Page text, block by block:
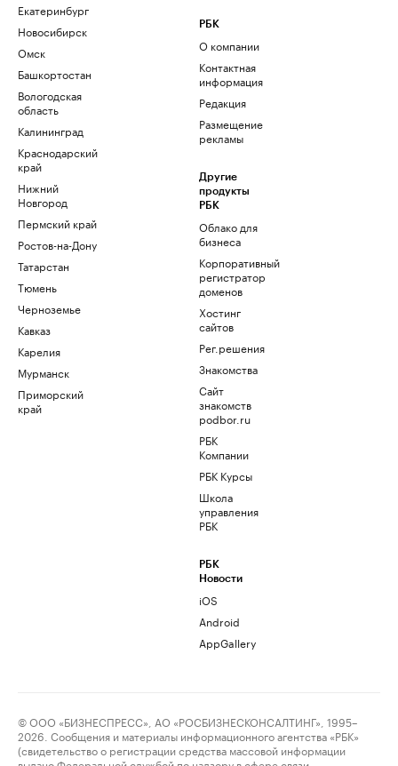
Екатеринбург
Новосибирск
Омск
Башкортостан
Вологодская
область
Калининград
Краснодарский
край
Нижний
Новгород
Пермский край
Ростов-на-Дону
Татарстан
Тюмень
Черноземье
Кавказ
Карелия
Мурманск
Приморский
край
РБК
О компании
Контактная
информация
Редакция
Размещение
рекламы
Другие
продукты
РБК
Облако для
бизнеса
Корпоративный
регистратор
доменов
Хостинг
сайтов
Рег.решения
Знакомства
Сайт
знакомств
podbor.ru
РБК
Компании
РБК Курсы
Школа
управления
РБК
РБК
Новости
iOS
Android
AppGallery
© ООО «БИЗНЕСПРЕСС», АО «РОСБИЗНЕСКОНСАЛТИНГ», 1995–
2026. Сообщения и материалы информационного агентства «РБК»
(свидетельство о регистрации средства массовой информации